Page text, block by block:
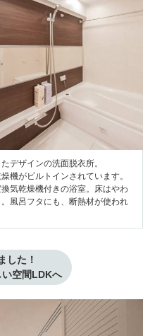
デザインの洗面脱衣所。
機がビルトインされています。
気乾燥機付きの浴室。床はやわ
風呂フタにも、断熱材が使われ
した！
空間LDKへ